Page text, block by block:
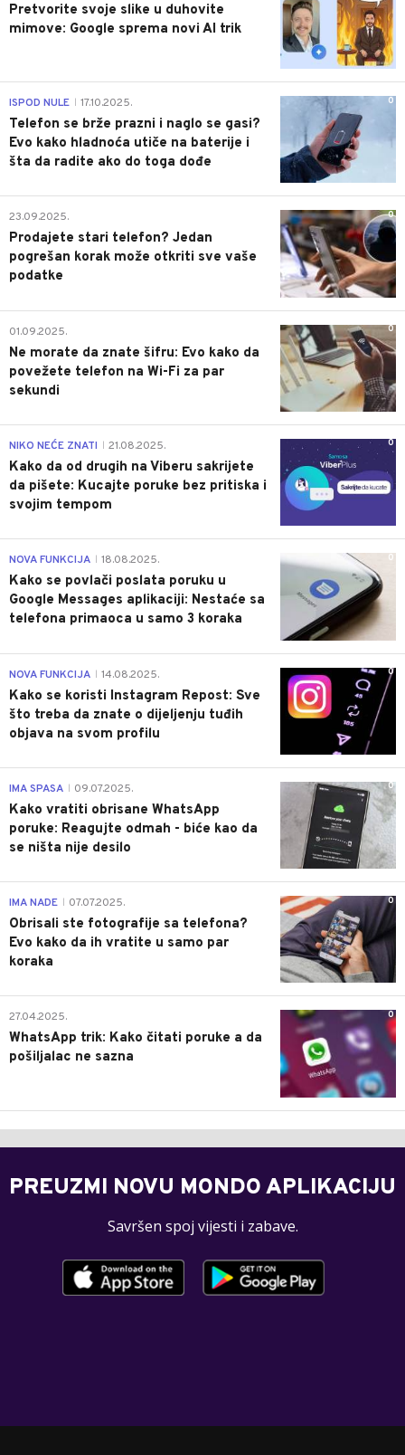
Pretvorite svoje slike u duhovite
mimove: Google sprema novi AI trik
0
ISPOD NULE 17.10.2025.
Telefon se brže prazni i naglo se gasi?
Evo kako hladnoća utiče na baterije i
šta da radite ako do toga dođe
0
23.09.2025.
Prodajete stari telefon? Jedan
pogrešan korak može otkriti sve vaše
podatke
0
01.09.2025.
Ne morate da znate šifru: Evo kako da
povežete telefon na Wi-Fi za par
sekundi
0
NIKO NEĆE ZNATI 21.08.2025.
Kako da od drugih na Viberu sakrijete
da pišete: Kucajte poruke bez pritiska i
svojim tempom
0
NOVA FUNKCIJA 18.08.2025.
Kako se povlači poslata poruku u
Google Messages aplikaciji: Nestaće sa
telefona primaoca u samo 3 koraka
0
NOVA FUNKCIJA 14.08.2025.
Kako se koristi Instagram Repost: Sve
što treba da znate o dijeljenju tuđih
objava na svom profilu
0
IMA SPASA 09.07.2025.
Kako vratiti obrisane WhatsApp
poruke: Reagujte odmah - biće kao da
se ništa nije desilo
0
IMA NADE 07.07.2025.
Obrisali ste fotografije sa telefona?
Evo kako da ih vratite u samo par
koraka
0
27.04.2025.
WhatsApp trik: Kako čitati poruke a da
pošiljalac ne sazna
PREUZMI NOVU MONDO APLIKACIJU
Savršen spoj vijesti i zabave.